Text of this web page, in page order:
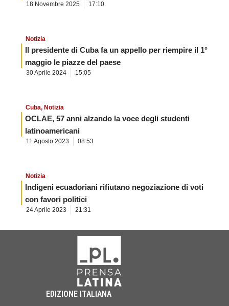
18 Novembre 2025 17:10
Notizia
Il presidente di Cuba fa un appello per riempire il 1°
maggio le piazze del paese
30 Aprile 2024 15:05
Cuba, Notizia
OCLAE, 57 anni alzando la voce degli studenti
latinoamericani
11 Agosto 2023 08:53
Notizia
Indigeni ecuadoriani rifiutano negoziazione di voti
con favori politici
24 Aprile 2023 21:31
EDIZIONE ITALIANA